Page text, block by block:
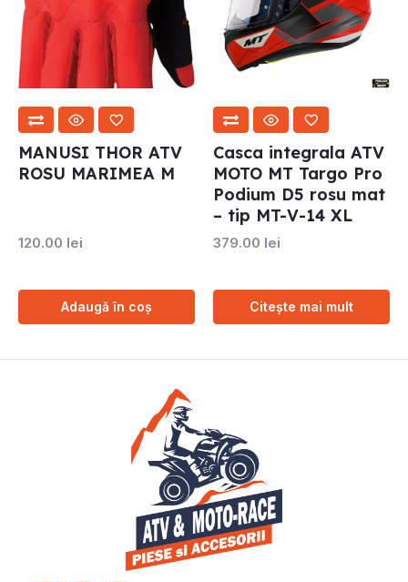
MANUSI THOR ATV
ROSU MARIMEA M
120.00 lei
Adaugă în coș
Casca integrala ATV
MOTO MT Targo Pro
Podium D5 rosu mat
– tip MT-V-14 XL
379.00 lei
Citește mai mult